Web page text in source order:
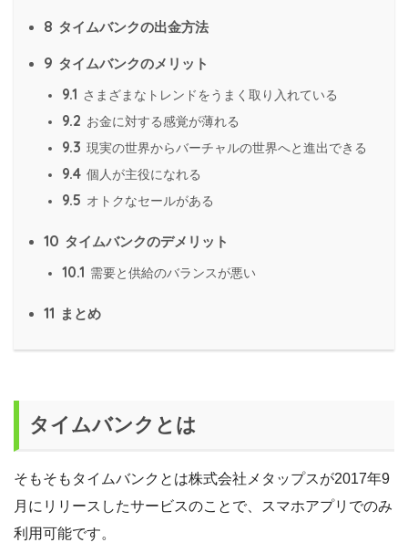
8 タイムバンクの出金方法
9 タイムバンクのメリット
9.1 さまざまなトレンドをうまく取り入れている
9.2 お金に対する感覚が薄れる
9.3 現実の世界からバーチャルの世界へと進出できる
9.4 個人が主役になれる
9.5 オトクなセールがある
10 タイムバンクのデメリット
10.1 需要と供給のバランスが悪い
11 まとめ
タイムバンクとは
そもそもタイムバンクとは株式会社メタップスが2017年9
月にリリースしたサービスのことで、スマホアプリでのみ
利用可能です。